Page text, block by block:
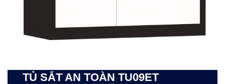
TỦ SẮT AN TOÀN TU09ET